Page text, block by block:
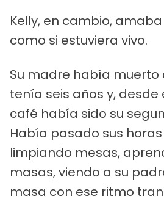
Kelly, en cambio,
como si estuviera vivo.
Su madre había muerto
tenía seis años y, desde
café había sido su
Había pasado sus
limpiando mesas,
masas, viendo a su
masa con ese ritmo